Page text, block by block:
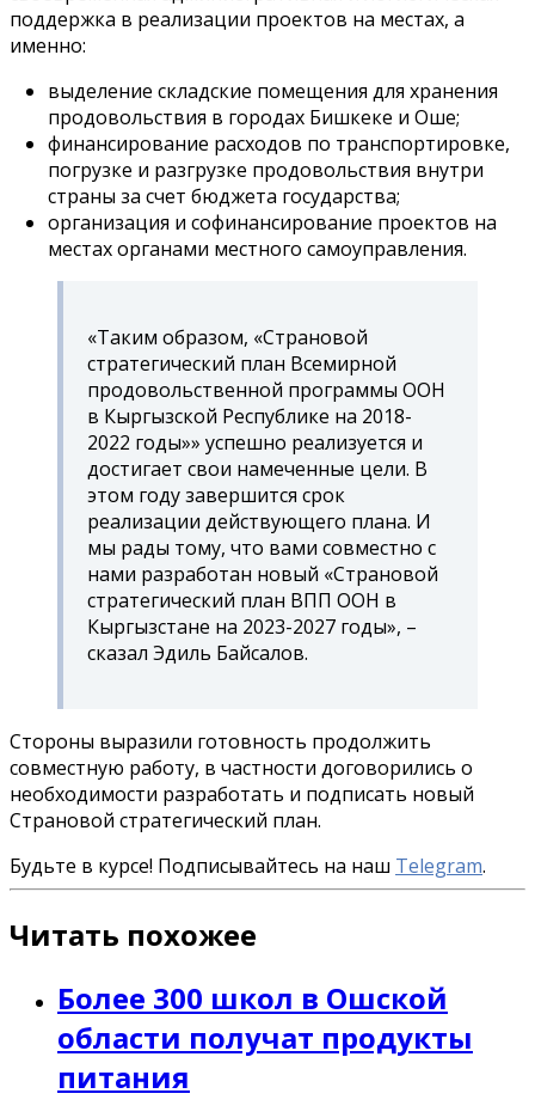
поддержка в реализации проектов на местах, а
именно:
выделение складские помещения для хранения
продовольствия в городах Бишкеке и Оше;
финансирование расходов по транспортировке,
погрузке и разгрузке продовольствия внутри
страны за счет бюджета государства;
организация и софинансирование проектов на
местах органами местного самоуправления.
«Таким образом, «Страновой
стратегический план Всемирной
продовольственной программы ООН
в Кыргызской Республике на 2018-
2022 годы»» успешно реализуется и
достигает свои намеченные цели. В
этом году завершится срок
реализации действующего плана. И
мы рады тому, что вами совместно с
нами разработан новый «Страновой
стратегический план ВПП ООН в
Кыргызстане на 2023-2027 годы», –
сказал Эдиль Байсалов.
Стороны выразили готовность продолжить
совместную работу, в частности договорились о
необходимости разработать и подписать новый
Страновой стратегический план.
Будьте в курсе! Подписывайтесь на наш Telegram.
Читать похожее
Более 300 школ в Ошской
области получат продукты
питания